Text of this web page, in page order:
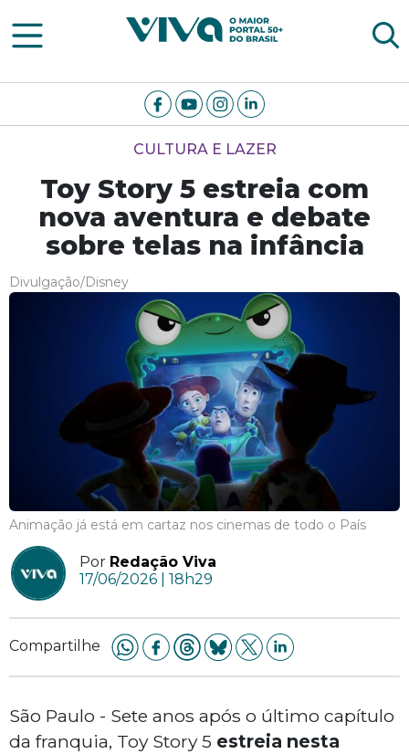
Viva Notícias
CULTURA E LAZER
Toy Story 5 estreia com
nova aventura e debate
sobre telas na infância
Divulgação/Disney
Animação já está em cartaz nos cinemas de todo o País
Por Redação Viva
17/06/2026 | 18h29
Compartilhe
São Paulo - Sete anos após o último capítulo
da franquia, Toy Story 5 estreia nesta